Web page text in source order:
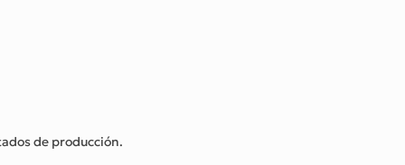
de producción.